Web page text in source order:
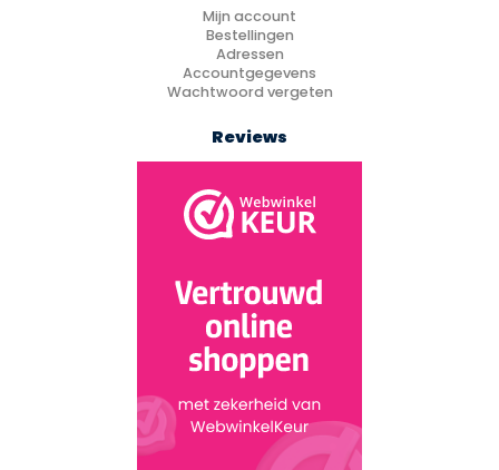
Mijn account
Bestellingen
Adressen
Accountgegevens
Wachtwoord vergeten
Reviews